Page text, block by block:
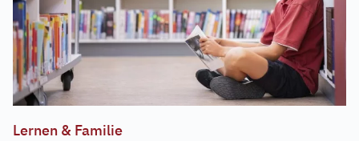
Lernen & Familie